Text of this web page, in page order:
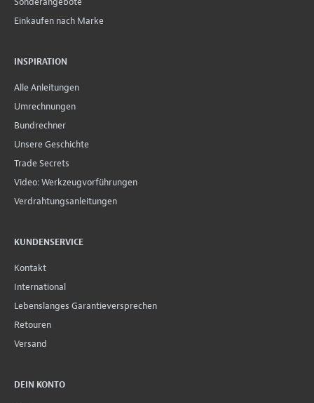
Einkaufen nach Marke
INSPIRATION
Alle Anleitungen
Umrechnungen
Bundrechner
Unsere Geschichte
Trade Secrets
Video: Werkzeugvorführungen
Verdrahtungsanleitungen
KUNDENSERVICE
Kontakt
International
Lebenslanges Garantieversprechen
Retouren
Versand
DEIN KONTO